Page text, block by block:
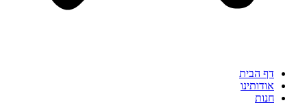
דף הבית
אודותינו
חנות